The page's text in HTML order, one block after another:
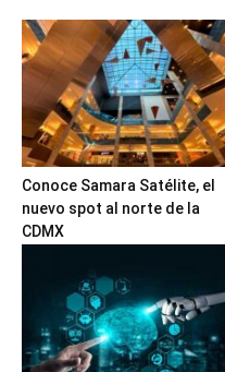
Conoce Samara Satélite, el
nuevo spot al norte de la
CDMX